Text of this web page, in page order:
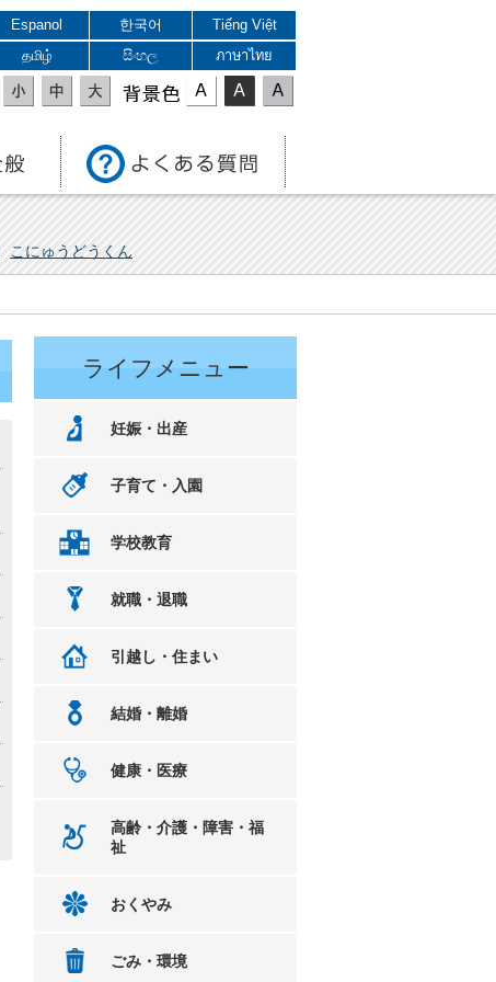
Espanol 한국어
Tiếng Việt
தமிழ் සිංහල ภาษาไทย
表示色
こにゅうどうくん
ライフメニュー
妊娠・出産
子育て・入園
学校教育
就職・退職
引越し・住まい
結婚・離婚
健康・医療
高齢・介護・障害・福
祉
おくやみ
ごみ・環境